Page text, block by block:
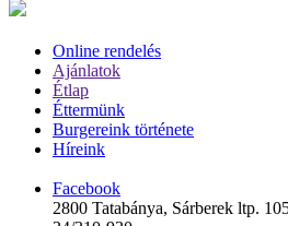
Online rendelés
Ajánlatok
Étlap
Éttermünk
Burgereink története
Híreink
Facebook
2800 Tatabánya, Sárberek ltp.